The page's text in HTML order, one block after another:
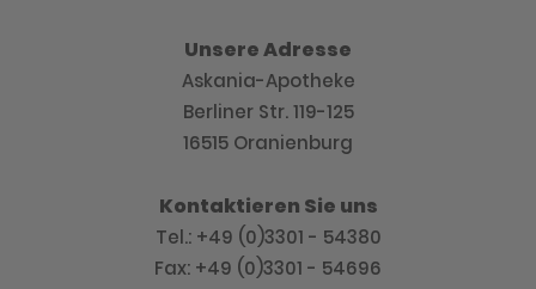
Unsere Adresse
Askania-Apotheke
Berliner Str. 119-125
16515 Oranienburg
Kontaktieren Sie uns
Tel.: +49 (0)3301 - 54380
Fax: +49 (0)3301 - 54696